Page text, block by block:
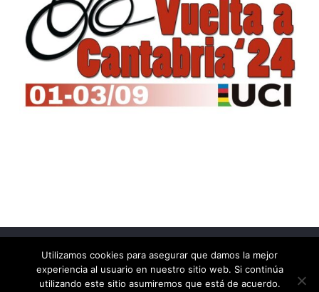
Copyright © 2026 Vuelta a Cantabria Junior. Todos los
derechos reservados.
Utilizamos cookies para asegurar que damos la mejor
experiencia al usuario en nuestro sitio web. Si continúa
utilizando este sitio asumiremos que está de acuerdo.